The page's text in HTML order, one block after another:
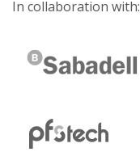
In collaboration with: